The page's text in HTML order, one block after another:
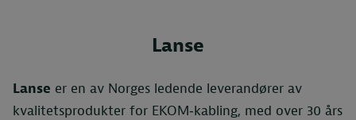
Lanse
Lanse er en av Norges ledende leverandører av
kvalitetsprodukter for EKOM‑kabling, med over 30 års